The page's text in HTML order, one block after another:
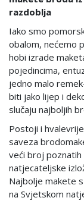
razdoblja
Iako smo
obalom, nećemo
hobi izrade
pojedincima,
jedno malo
biti jako lijep i
slučaju najboljih
Postoji i
saveza
veći broj
natjecateljske
Najbolje makete
na Svjetskom